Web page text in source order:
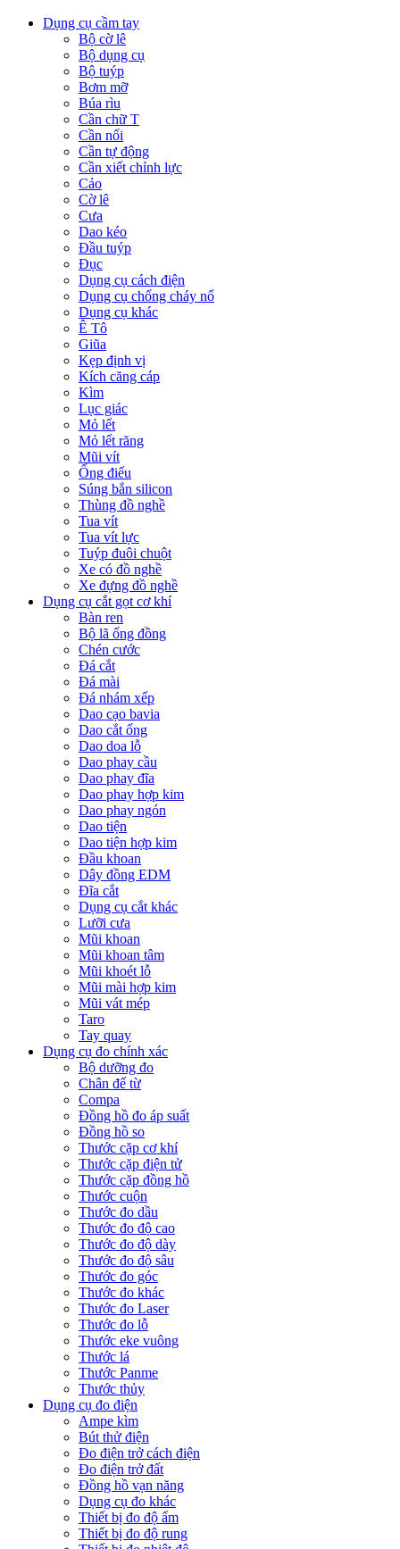
Dụng cụ cầm tay
Bộ cờ lê
Bộ dụng cụ
Bộ tuýp
Bơm mỡ
Búa rìu
Cần chữ T
Cần nối
Cần tự động
Cần xiết chỉnh lực
Cảo
Cờ lê
Cưa
Dao kéo
Đầu tuýp
Đục
Dụng cụ cách điện
Dụng cụ chống cháy nổ
Dụng cụ khác
Ê Tô
Giũa
Kẹp định vị
Kích căng cáp
Kìm
Lục giác
Mỏ lết
Mỏ lết răng
Mũi vít
Ống điếu
Súng bắn silicon
Thùng đồ nghề
Tua vít
Tua vít lực
Tuýp đuôi chuột
Xe có đồ nghề
Xe đựng đồ nghề
Dụng cụ cắt gọt cơ khí
Bàn ren
Bộ lã ống đồng
Chén cước
Đá cắt
Đá mài
Đá nhám xếp
Dao cạo bavia
Dao cắt ống
Dao doa lỗ
Dao phay cầu
Dao phay đĩa
Dao phay hợp kim
Dao phay ngón
Dao tiện
Dao tiện hợp kim
Đầu khoan
Dây đồng EDM
Đĩa cắt
Dụng cụ cắt khác
Lưỡi cưa
Mũi khoan
Mũi khoan tâm
Mũi khoét lỗ
Mũi mài hợp kim
Mũi vát mép
Taro
Tay quay
Dụng cụ đo chính xác
Bộ dưỡng đo
Chân đế từ
Compa
Đồng hồ đo áp suất
Đồng hồ so
Thước cặp cơ khí
Thước cặp điện tử
Thước cặp đồng hồ
Thước cuộn
Thước đo dầu
Thước đo độ cao
Thước đo độ dày
Thước đo độ sâu
Thước đo góc
Thước đo khác
Thước đo Laser
Thước đo lỗ
Thước eke vuông
Thước lá
Thước Panme
Thước thủy
Dụng cụ đo điện
Ampe kìm
Bút thử điện
Đo điện trở cách điện
Đo điện trở đất
Đồng hồ vạn năng
Dụng cụ đo khác
Thiết bị đo độ ẩm
Thiết bị đo độ rung